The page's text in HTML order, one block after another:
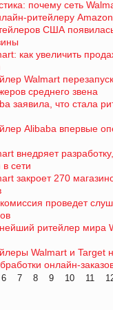
почему сеть
ритейлеру Amazon
США
как увеличить
Walmart
среднего звена
заявила, что стала
Alibaba впервые
внедряет
сети
закроет 270
проведет
ритейлер мира
Walmart и Target
онлайн-
6 7 8 9 10 11